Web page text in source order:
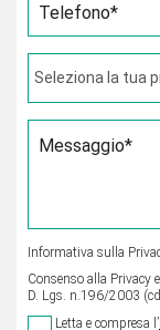
Telefono*
Messaggio*
Informativa sulla
Consenso alla Privacy
D. Lgs. n.196/2003
Letta e compresa l’